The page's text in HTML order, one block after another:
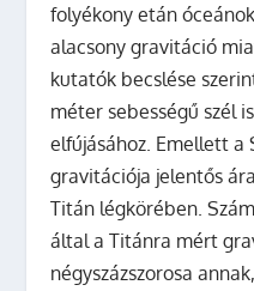
folyékony etán
alacsony gravitáció
kutatók becslése
méter sebességű szél
elfújásához. Emellett a
gravitációja jelentős
Titán légkörében.
által a Titánra mért
négyszázszorosa